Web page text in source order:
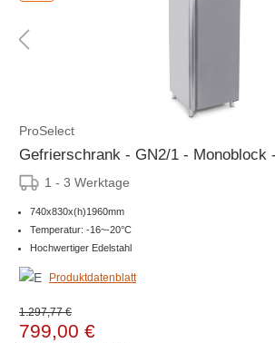
ProSelect
Gefrierschrank - GN2/1 - Monoblock
1 - 3 Werktage
740x830x(h)1960mm
Temperatur: -16~-20°C
Hochwertiger Edelstahl
Produktdatenblatt
1.297,77 €
799,00 €